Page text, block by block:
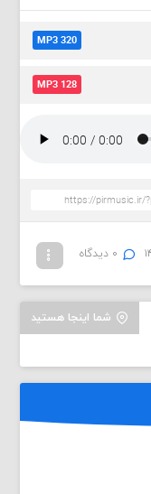
MP3 320
MP3 128
۰ دیدگاه
شما اینجا هستید